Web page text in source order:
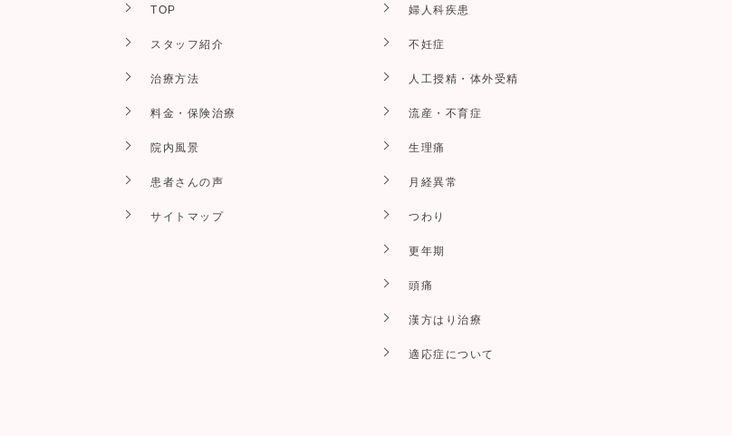
TOP
スタッフ紹介
治療方法
料金・保険治療
院内風景
患者さんの声
サイトマップ
婦人科疾患
不妊症
人工授精・体外受精
流産・不育症
生理痛
月経異常
つわり
更年期
頭痛
漢方はり治療
適応症について